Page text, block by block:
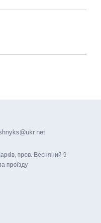
пров. Весняний 9
проїзду